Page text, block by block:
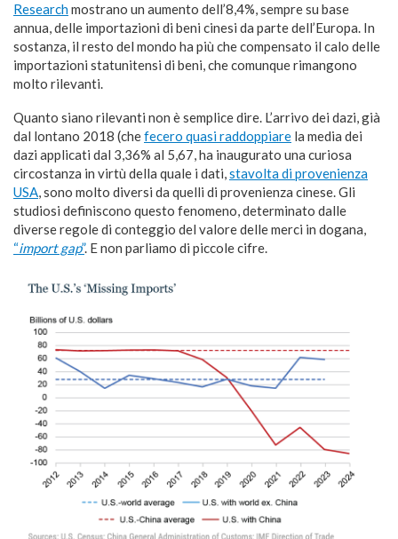
Researchmostrano un aumento dell’8,4%, sempre su base
annua, delle importazioni di beni cinesi da parte dell’Europa. In
sostanza, il resto del mondo ha più che compensato il calo delle
importazioni statunitensi di beni, che comunque rimangono
molto rilevanti.
Quanto siano rilevanti non è semplice dire. L’arrivo dei dazi, già
dal lontano 2018 (chefecero quasi raddoppiare la media dei
dazi applicati dal 3,36% al 5,67, ha inaugurato una curiosa
circostanza in virtù della quale i dati,stavolta di provenienza
USA, sono molto diversi da quelli di provenienza cinese. Gli
studiosi definiscono questo fenomeno, determinato dalle
diverse regole di conteggio del valore delle merci in dogana,
“import gap”. E non parliamo di piccole cifre.